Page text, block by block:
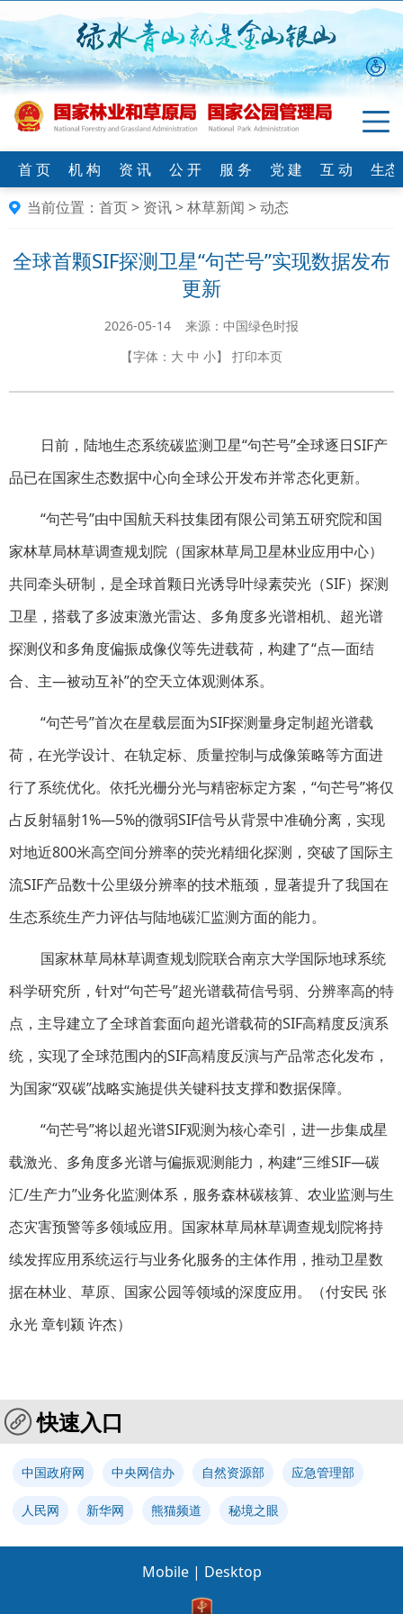
首 页 机 构 资 讯 公 开 服 务 党 建 互 动
生
当前位置： 首页> 资讯>林草新闻 >动态
全球首颗SIF探测卫星“句芒号”实现数据发布
更新
2026-05-14 来源：中国绿色时报
【字体： 大 中 小】 打印本页
日前，陆地生态系统碳监测卫星“句芒号”全球逐日SIF产
品已在国家生态数据中心向全球公开发布并常态化更新。
“句芒号”由中国航天科技集团有限公司第五研究院和国
家林草局林草调查规划院（国家林草局卫星林业应用中心）
共同牵头研制，是全球首颗日光诱导叶绿素荧光（SIF）探测
卫星，搭载了多波束激光雷达、多角度多光谱相机、超光谱
探测仪和多角度偏振成像仪等先进载荷，构建了“点—面结
合、主—被动互补”的空天立体观测体系。
“句芒号”首次在星载层面为SIF探测量身定制超光谱载
荷，在光学设计、在轨定标、质量控制与成像策略等方面进
行了系统优化。依托光栅分光与精密标定方案，“句芒号”将仅
占反射辐射1%—5%的微弱SIF信号从背景中准确分离，实现
对地近800米高空间分辨率的荧光精细化探测，突破了国际主
流SIF产品数十公里级分辨率的技术瓶颈，显著提升了我国在
生态系统生产力评估与陆地碳汇监测方面的能力。
国家林草局林草调查规划院联合南京大学国际地球系统
科学研究所，针对“句芒号”超光谱载荷信号弱、分辨率高的特
点，主导建立了全球首套面向超光谱载荷的SIF高精度反演系
统，实现了全球范围内的SIF高精度反演与产品常态化发布，
为国家“双碳”战略实施提供关键科技支撑和数据保障。
“句芒号”将以超光谱SIF观测为核心牵引，进一步集成星
载激光、多角度多光谱与偏振观测能力，构建“三维SIF—碳
汇/生产力”业务化监测体系，服务森林碳核算、农业监测与生
态灾害预警等多领域应用。国家林草局林草调查规划院将持
续发挥应用系统运行与业务化服务的主体作用，推动卫星数
据在林业、草原、国家公园等领域的深度应用。
（付安民 张
永光 章钊颍 许杰）
快速入口
中国政府网 中央网信办 自然资源部 应急管理部
人民网 新华网 熊猫频道 秘境之眼
Mobile | Desktop